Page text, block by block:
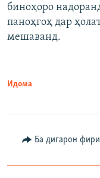
биноҳоро
паноҳгоҳ дар
мешаванд.
Идома
Ба дигарон